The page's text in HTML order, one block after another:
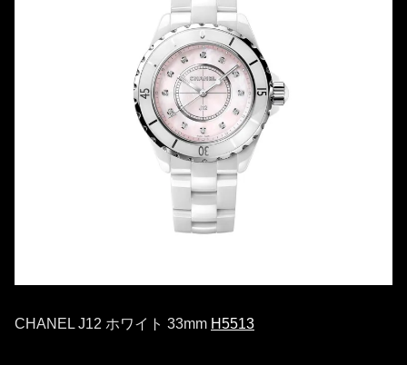
CHANEL J12 ホワイト 33mm H5513